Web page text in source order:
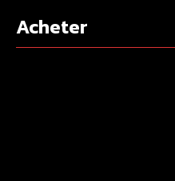
Acheter